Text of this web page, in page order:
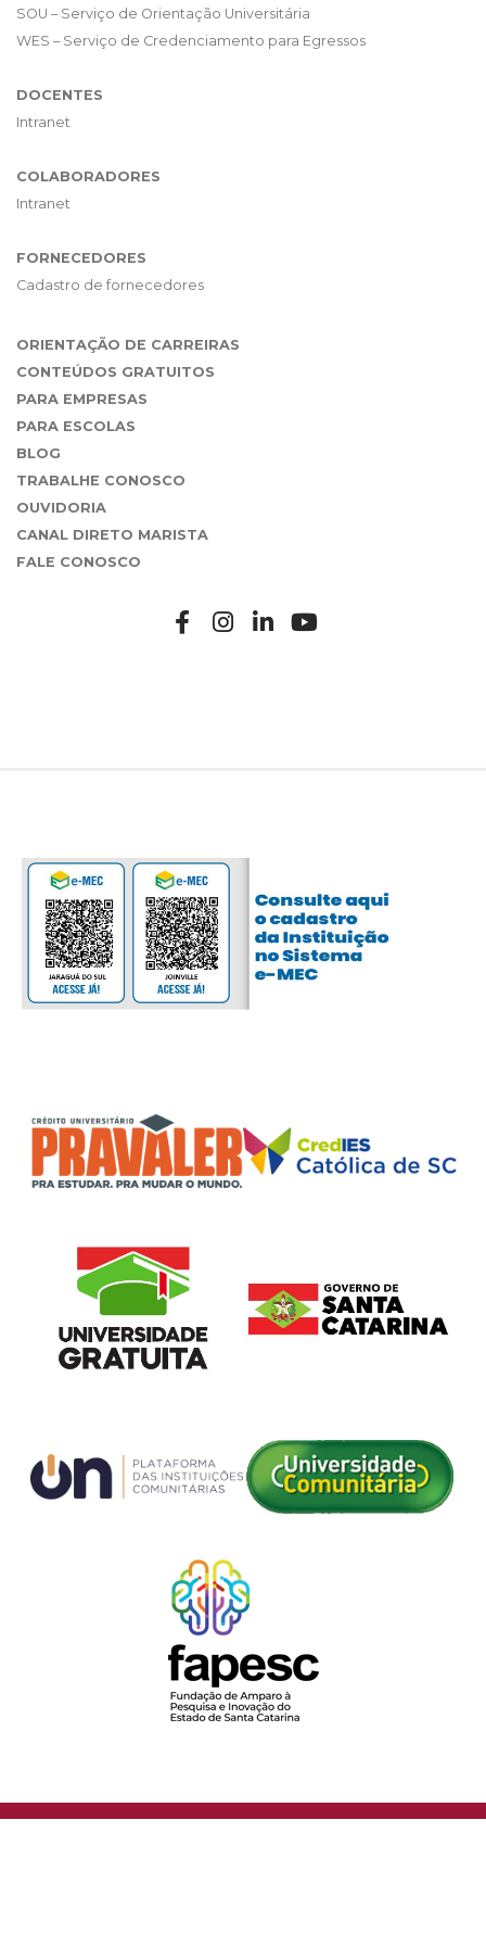
SOU – Serviço de Orientação Universitária
WES – Serviço de Credenciamento para Egressos
DOCENTES
Intranet
COLABORADORES
Intranet
FORNECEDORES
Cadastro de fornecedores
ORIENTAÇÃO DE CARREIRAS
CONTEÚDOS GRATUITOS
PARA EMPRESAS
PARA ESCOLAS
BLOG
TRABALHE CONOSCO
OUVIDORIA
CANAL DIRETO MARISTA
FALE CONOSCO